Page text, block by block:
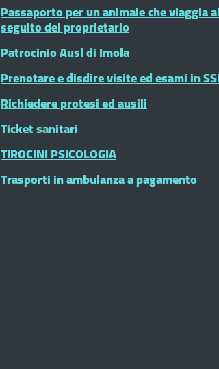
Passaporto per un animale che viaggia
seguito del proprietario
Patrocinio Ausl di Imola
Prenotare e disdire visite ed esami in
Richiedere protesi ed ausili
Ticket sanitari
TIROCINI PSICOLOGIA
Trasporti in ambulanza a pagamento